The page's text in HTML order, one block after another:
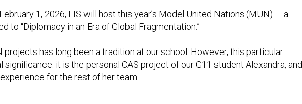
1, 2026, EIS will host this year’s Model United Nations (MUN) — a
to “Diplomacy in an Era of Global Fragmentation.”
projects has long been a tradition at our school. However, this particular
it is the personal CAS project of our G11 student Alexandra, and
for the rest of her team.